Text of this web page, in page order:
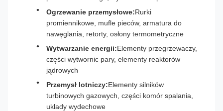
Ogrzewanie przemysłowe:Rurki
promiennikowe, mufle pieców, armatura do
nawęglania, retorty, osłony termometryczne
Wytwarzanie energii:Elementy przegrzewaczy,
części wytwornic pary, elementy reaktorów
jądrowych
Przemysł lotniczy:Elementy silników
turbinowych gazowych, części komór spalania,
układy wydechowe